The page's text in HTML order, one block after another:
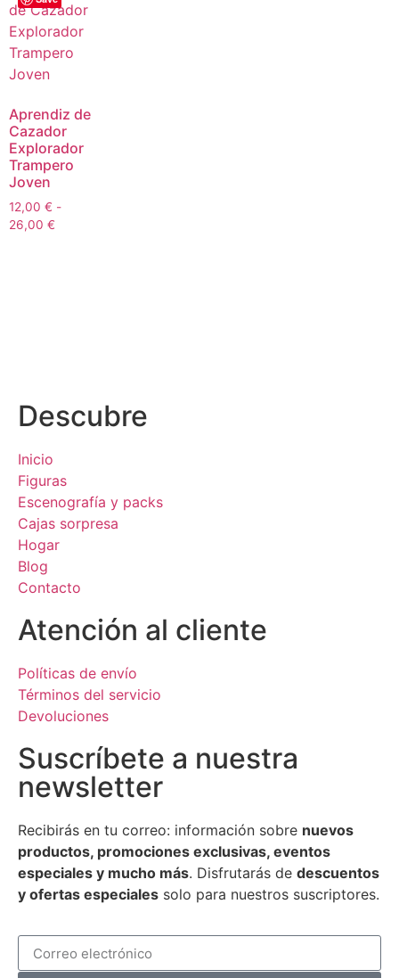
Aprendiz de
Cazador
Explorador
Trampero
Joven
12,00 € -
26,00 €
Descubre
Inicio
Figuras
Escenografía y packs
Cajas sorpresa
Hogar
Blog
Contacto
Atención al cliente
Políticas de envío
Términos del servicio
Devoluciones
Suscríbete a nuestra
newsletter
Recibirás en tu correo: información sobre nuevos
productos, promociones exclusivas, eventos
especiales y mucho más. Disfrutarás de descuentos
y ofertas especiales solo para nuestros suscriptores.